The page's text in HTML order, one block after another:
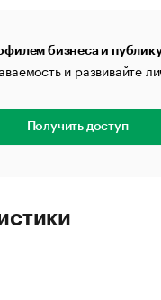
бизнеса и
и развивайте
Получить доступ